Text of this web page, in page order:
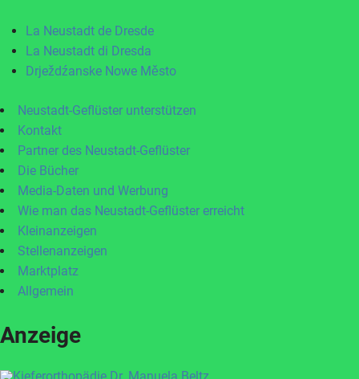
La Neustadt de Dresde
La Neustadt di Dresda
Drježdźanske Nowe Město
Neustadt-Geflüster unterstützen
Kontakt
Partner des Neustadt-Geflüster
Die Bücher
Media-Daten und Werbung
Wie man das Neustadt-Geflüster erreicht
Kleinanzeigen
Stellenanzeigen
Marktplatz
Allgemein
Anzeige